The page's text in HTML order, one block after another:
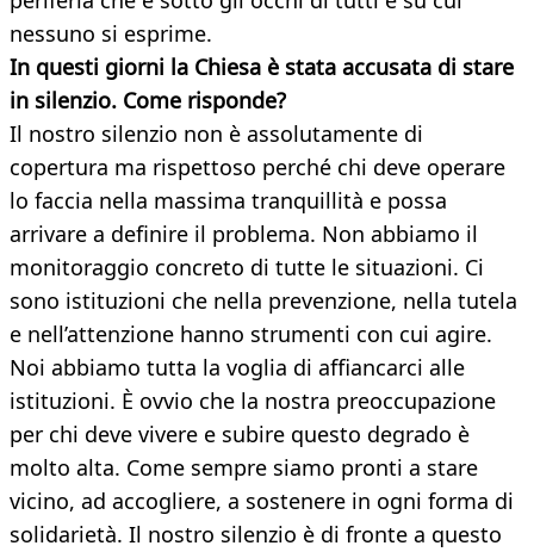
nessuno si esprime.
In questi giorni la Chiesa è stata accusata di stare
in silenzio. Come risponde?
Il nostro silenzio non è assolutamente di
copertura ma rispettoso perché chi deve operare
lo faccia nella massima tranquillità e possa
arrivare a definire il problema. Non abbiamo il
monitoraggio concreto di tutte le situazioni. Ci
sono istituzioni che nella prevenzione, nella tutela
e nell’attenzione hanno strumenti con cui agire.
Noi abbiamo tutta la voglia di affiancarci alle
istituzioni. È ovvio che la nostra preoccupazione
per chi deve vivere e subire questo degrado è
molto alta. Come sempre siamo pronti a stare
vicino, ad accogliere, a sostenere in ogni forma di
solidarietà. Il nostro silenzio è di fronte a questo